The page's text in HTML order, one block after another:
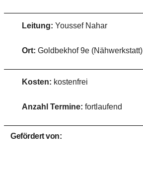
Leitung: Youssef Nahar
Ort: Goldbekhof 9e (Nähwerkstatt)
Kosten: kostenfrei
Anzahl Termine: fortlaufend
Gefördert von: